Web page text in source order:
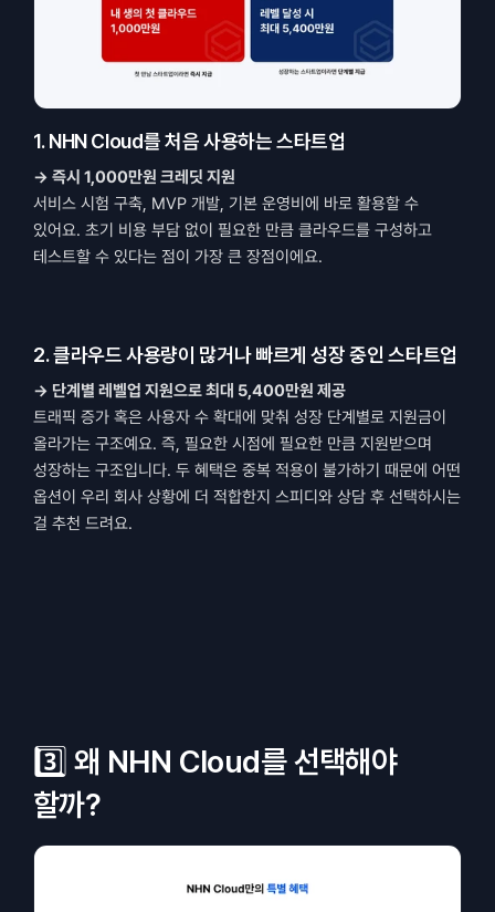
1. NHN Cloud를 처음 사용하는 스타트업
→ 즉시 1,000만원 크레딧 지원
서비스 시험 구축, MVP 개발, 기본 운영비에 바로 활용할 수
있어요. 초기 비용 부담 없이 필요한 만큼 클라우드를 구성하고
테스트할 수 있다는 점이 가장 큰 장점이에요.
2. 클라우드 사용량이 많거나 빠르게 성장 중인 스타트업
→ 단계별 레벨업 지원으로 최대 5,400만원 제공
트래픽 증가 혹은 사용자 수 확대에 맞춰 성장 단계별로 지원금이
올라가는 구조예요. 즉, 필요한 시점에 필요한 만큼 지원받으며
성장하는 구조입니다. 두 혜택은 중복 적용이 불가하기 때문에 어떤
옵션이 우리 회사 상황에 더 적합한지 스피디와 상담 후 선택하시는
걸 추천 드려요.
3️⃣ 왜 NHN Cloud를 선택해야
할까?